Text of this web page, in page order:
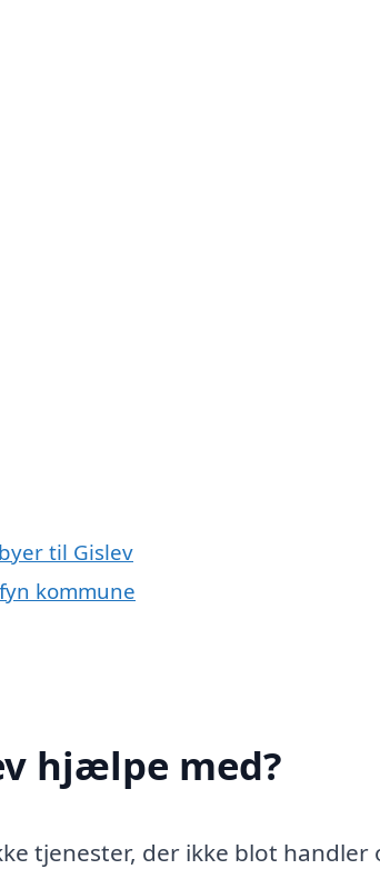
til Gislev
kommune
hjælpe med?
tjenester, der ikke blot handler